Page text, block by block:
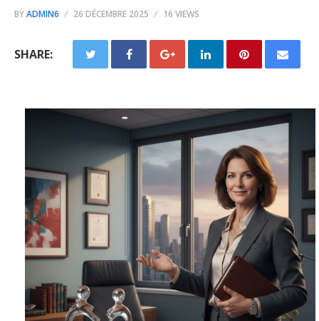
BYADMIN6 26 DÉCEMBRE 2025 16 VIEWS
SHARE: